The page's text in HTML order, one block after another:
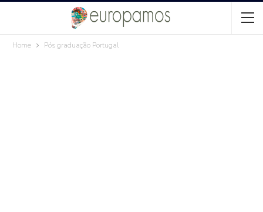
Home Pós graduação Portugal